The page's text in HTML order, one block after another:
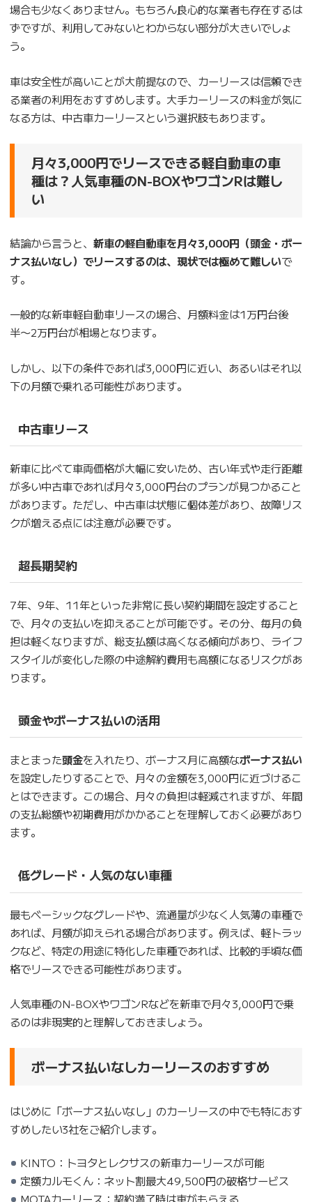
場合も少なくありません。もちろん良心的な業者も存在するは
ずですが、利用してみないとわからない部分が大きいでしょ
う。
車は安全性が高いことが大前提なので、カーリースは信頼でき
る業者の利用をおすすめします。大手カーリースの料金が気に
なる方は、中古車カーリースという選択肢もあります。
月々3,000円でリースできる軽自動車の車
種は？人気車種のN-BOXやワゴンRは難し
い
結論から言うと、 新車の軽自動車を月々3,000円（頭金・ボー
ナス払いなし）でリースするのは、現状では極めて難しいで
す。
一般的な新車軽自動車リースの場合、月額料金は1万円台後
半〜2万円台が相場となります。
しかし、以下の条件であれば3,000円に近い、あるいはそれ以
下の月額で乗れる可能性があります。
中古車リース
新車に比べて車両価格が大幅に安いため、古い年式や走行距離
が多い中古車であれば月々3,000円台のプランが見つかること
があります。ただし、中古車は状態に個体差があり、故障リス
クが増える点には注意が必要です。
超長期契約
7年、9年、11年といった非常に長い契約期間を設定すること
で、月々の支払いを抑えることが可能です。その分、毎月の負
担は軽くなりますが、総支払額は高くなる傾向があり、ライフ
スタイルが変化した際の中途解約費用も高額になるリスクがあ
ります。
頭金やボーナス払いの活用
まとまった頭金を入れたり、ボーナス月に高額なボーナス払い
を設定したりすることで、月々の金額を3,000円に近づけるこ
とはできます。この場合、月々の負担は軽減されますが、年間
の支払総額や初期費用がかかることを理解しておく必要があり
ます。
低グレード・人気のない車種
最もベーシックなグレードや、流通量が少なく人気薄の車種で
あれば、月額が抑えられる場合があります。例えば、軽トラッ
クなど、特定の用途に特化した車種であれば、比較的手頃な価
格でリースできる可能性があります。
人気車種のN-BOXやワゴンRなどを新車で月々3,000円で乗
るのは非現実的と理解しておきましょう。
ボーナス払いなしカーリースのおすすめ
はじめに「ボーナス払いなし」のカーリースの中でも特におす
すめしたい3社をご紹介します。
KINTO：トヨタとレクサスの新車カーリースが可能
定額カルモくん：ネット割最大49,500円の破格サービス
MOTAカーリース：契約満了時は車がもらえる